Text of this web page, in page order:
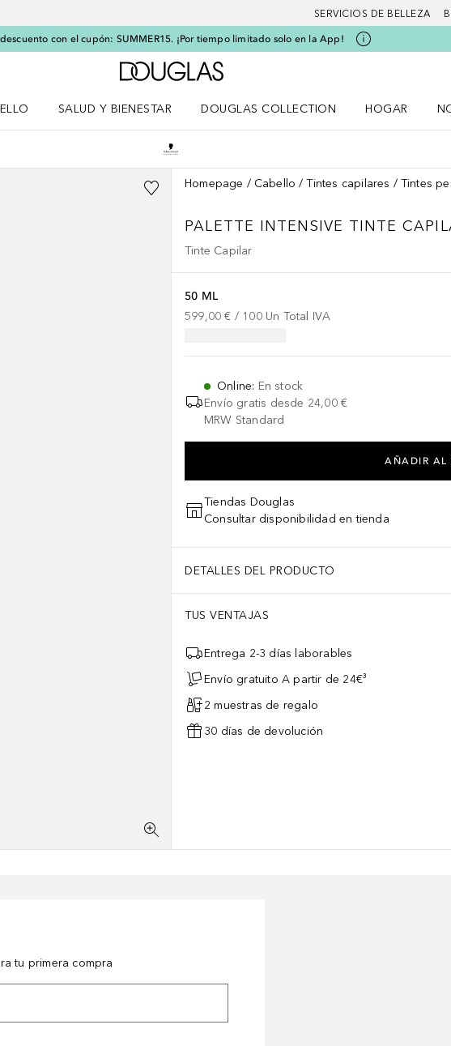
SERVICIOS DE BELLEZA
con el cupón: SUMMER15. ¡Por tiempo limitado solo en la App!
A Douglas Home
SALUD Y BIENESTAR
DOUGLAS COLLECTION
HOGAR
Homepage Cabello Tintes capilares Tintes
PALETTE INTENSIVE TINTE
Tinte Capilar
50 ML
599,00 € / 100 Un Total IVA
Online: En stock
Envío gratis desde 24,00 €
MRW Standard
AÑADIR AL
Tiendas Douglas
Consultar disponibilidad en tienda
DETALLES DEL PRODUCTO
TUS VENTAJAS
Entrega 2-3 días laborables
Envío gratuito A partir de 24€³
2 muestras de regalo
30 días de devolución
tu primera compra